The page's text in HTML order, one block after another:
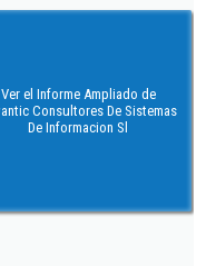
Ver el Informe Ampliado de
Consultores De Sistemas
De Informacion Sl